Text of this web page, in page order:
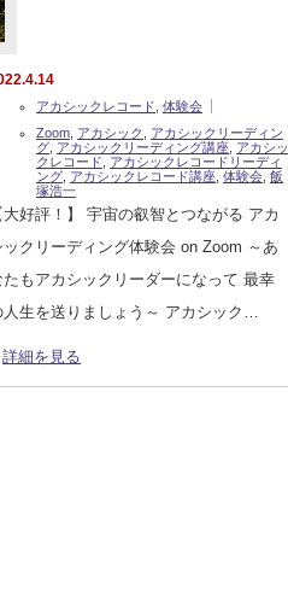
アカシックレコード 体験会
Zoom アカシック
アカシックリーディン
グ アカシックリーディング講座 アカシッ
クレコード
アカシックレコードリーディ
ング アカシックレコード講座 体験会 飯
塚浩一
大好評！】 宇宙の叡智とつながる アカ
ックリーディング体験会 on Zoom ～あ
たもアカシックリーダーになって 最幸
人生を送りましょう～ アカシック…
詳細を見る